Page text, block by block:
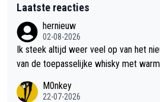
Laatste reacties
hernieuw
02-08-2026
Ik steek altijd weer veel op van het
van de toepasselijke whisky met
M0nkey
22-07-2026